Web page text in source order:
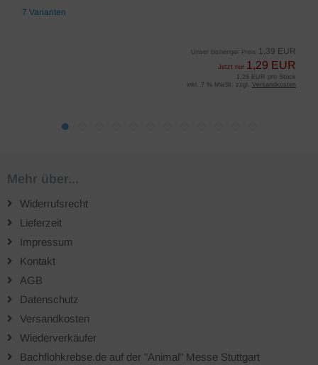
7 Varianten
Unser bisheriger Preis 1,39 EUR
Jetzt nur 1,29 EUR
1,29 EUR pro Stück
inkl. 7 % MwSt. zzgl. Versandkosten
Mehr über...
Widerrufsrecht
Lieferzeit
Impressum
Kontakt
AGB
Datenschutz
Versandkosten
Wiederverkäufer
Bachflohkrebse.de auf der "Animal" Messe Stuttgart